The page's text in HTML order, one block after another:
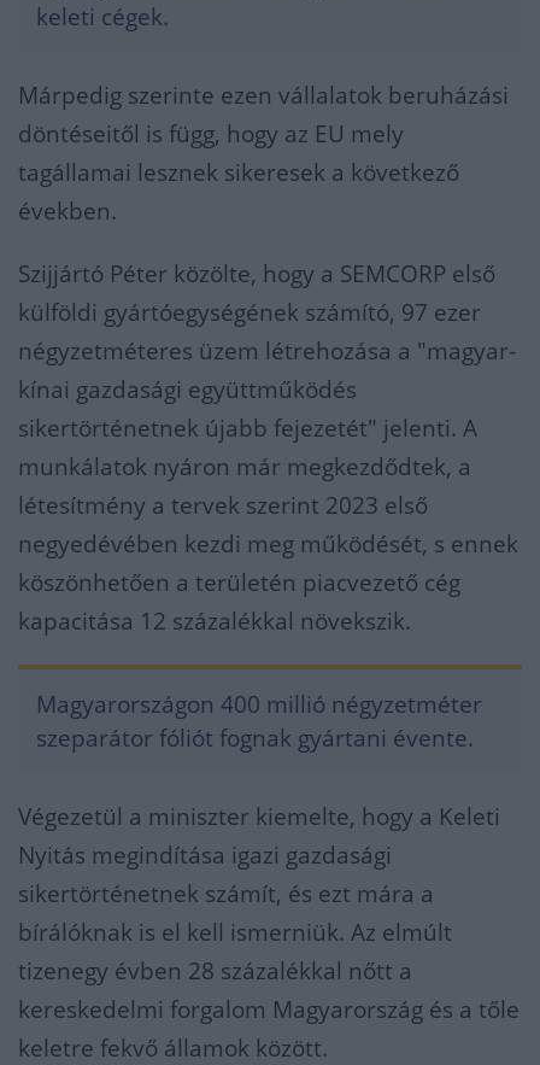
keleti cégek.
Márpedig szerinte ezen vállalatok beruházási
döntéseitől is függ, hogy az EU mely
tagállamai lesznek sikeresek a következő
években.
Szijjártó Péter közölte, hogy a SEMCORP első
külföldi gyártóegységének számító, 97 ezer
négyzetméteres üzem létrehozása a "magyar-
kínai gazdasági együttműködés
sikertörténetnek újabb fejezetét" jelenti. A
munkálatok nyáron már megkezdődtek, a
létesítmény a tervek szerint 2023 első
negyedévében kezdi meg működését, s ennek
köszönhetően a területén piacvezető cég
kapacitása 12 százalékkal növekszik.
Magyarországon 400 millió négyzetméter
szeparátor fóliót fognak gyártani évente.
Végezetül a miniszter kiemelte, hogy a Keleti
Nyitás megindítása igazi gazdasági
sikertörténetnek számít, és ezt mára a
bírálóknak is el kell ismerniük. Az elmúlt
tizenegy évben 28 százalékkal nőtt a
kereskedelmi forgalom Magyarország és a tőle
keletre fekvő államok között.